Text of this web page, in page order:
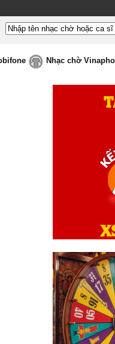
Nhạc chờ